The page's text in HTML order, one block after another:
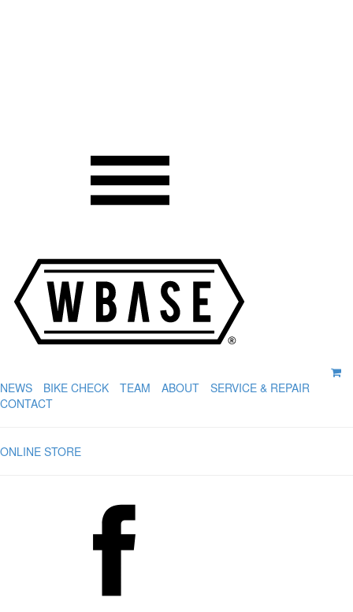
NEWS BIKE CHECK TEAM ABOUT
SERVICE & REPAIR
CONTACT
ONLINE STORE